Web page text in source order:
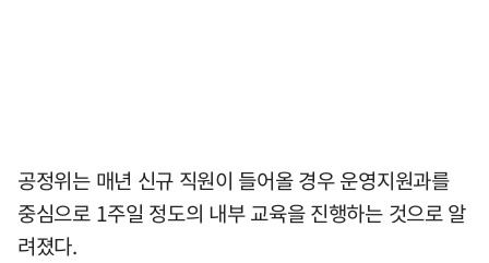
공정위는 매년 신규 직원이 들어올 경우 운영지원과를
중심으로 1주일 정도의 내부 교육을 진행하는 것으로 알
려졌다.